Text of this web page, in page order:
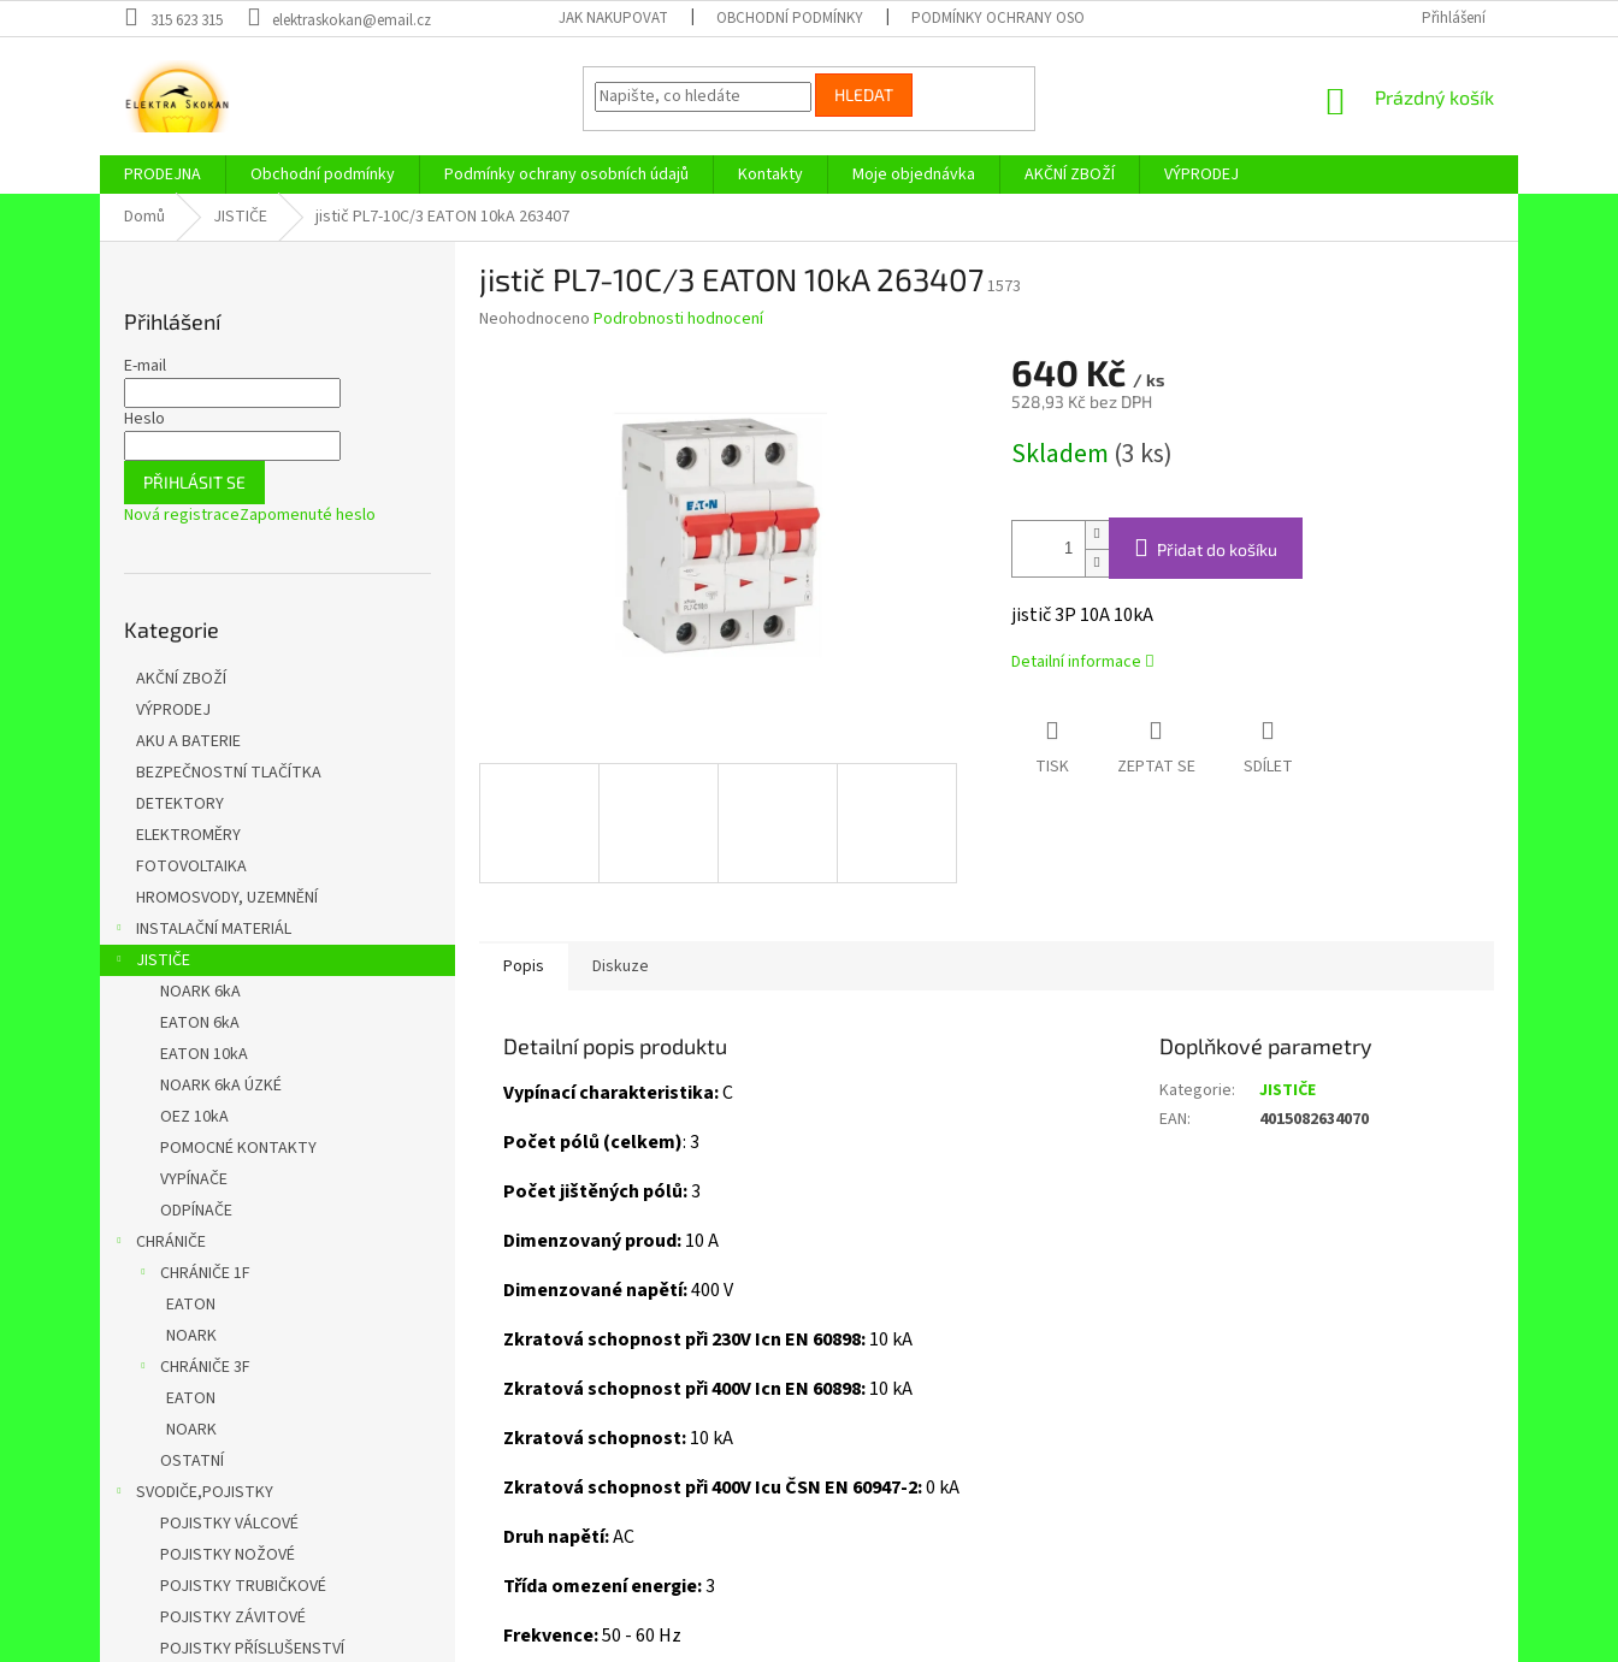
na
315 623 315 elektraskokan@email.cz JAK NAKUPOVAT OBCHODNÍ PODMÍNKY PODMÍNKY OCHRANY OSOBNÍCH ÚDAJŮ Přihlášení
HLEDAT
NÁKUPNÍ
Prázdný košík
PRODEJNA Obchodní podmínky Podmínky ochrany osobních údajů Kontakty Moje objednávka AKČNÍ ZBOŽÍ
VÝPRODEJ
Domů
JISTIČE jistič PL7-10C/3 EATON 10kA 263407
Přihlášení
E-mail
Heslo
PŘIHLÁSIT SE
Nová registraceZapomenuté heslo
kategorie
Kategorie
AKČNÍ ZBOŽÍ
VÝPRODEJ
AKU A BATERIE
BEZPEČNOSTNÍ TLAČÍTKA
DETEKTORY
ELEKTROMĚRY
FOTOVOLTAIKA
HROMOSVODY, UZEMNĚNÍ
INSTALAČNÍ MATERIÁL
JISTIČE
NOARK 6kA
EATON 6kA
EATON 10kA
NOARK 6kA ÚZKÉ
OEZ 10kA
POMOCNÉ KONTAKTY
VYPÍNAČE
ODPÍNAČE
CHRÁNIČE
CHRÁNIČE 1F
EATON
NOARK
CHRÁNIČE 3F
EATON
NOARK
OSTATNÍ
SVODIČE,POJISTKY
POJISTKY VÁLCOVÉ
POJISTKY NOŽOVÉ
POJISTKY TRUBIČKOVÉ
POJISTKY ZÁVITOVÉ
POJISTKY PŘÍSLUŠENSTVÍ
jistič PL7-10C/3 EATON 10kA 2634071573
Průměrné
Neohodnoceno Podrobnosti hodnocení
640 Kč / ks
528,93 Kč bez DPH
cena:
Skladem (3 ks)
Přidat do košíku
jistič 3P 10A 10kA
Detailní informace
TISK ZEPTAT SE SDÍLET
Popis Diskuze
Detailní popis produktu
Vypínací charakteristika:C
Počet pólů (celkem):3
Počet jištěných pólů:3
Dimenzovaný proud:10 A
Dimenzované napětí:400 V
Zkratová schopnost při 230V Icn EN 60898:10 kA
Zkratová schopnost při 400V Icn EN 60898:10 kA
Zkratová schopnost:10 kA
Zkratová schopnost při 400V Icu ČSN EN 60947-2:0 kA
Druh napětí:AC
Třída omezení energie:3
Frekvence:50 - 60 Hz
Doplňkové parametry
Kategorie:
JISTIČE
EAN: 4015082634070